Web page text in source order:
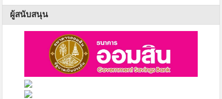
ผู้สนับสนุน